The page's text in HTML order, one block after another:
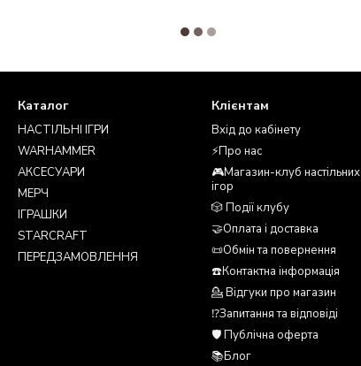
Каталог
НАСТІЛЬНІ ІГРИ
WARHAMMER
АКСЕСУАРИ
МЕРЧ
ІГРАШКИ
STARCRAFT
ПЕРЕДЗАМОВЛЕННЯ
Клієнтам
Вхід до кабінету
⚡Про нас
🎮Магазин-клуб настільних
ігор
🎲 Події клубу
🤝Оплата і доставка
📜Обмін та повернення
☎️Контактна інформація
💁 Відгуки про магазин
⁉️Запитання та відповіді
🛡️ Публічна оферта
📚Блог